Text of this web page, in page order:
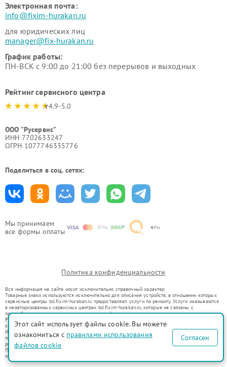
Мы принимаем
все формы оплаты
Электронная почта:
info@fixim-hurakan.ru
для юридических лиц
manager@fix-hurakan.ru
График работы:
ПН-ВСК с 9:00 до 21:00 без перерывов и выходных
Рейтинг сервисного центра
4.9-5.0
ООО "Русервис"
ИНН 7702633247
ОГРН 1077746335776
Поделиться в соц. сетях:
Политика конфиденциальности
Вся информация на сайте носит исключительно справочный характер.
Товарные знаки используются исключительно для описания устройств, в отношении которых
сервисные центры tol.fixim-hurakan.ru предоставляют услуги по ремонту. Услуги оказываются
в неавторизованных сервисных центрах tol.fixim-hurakan.ru, которые не связаны с
правообладателями товарных знаков или их официальными представителями.
Ремонт осуществляется для устройств, уже введенных в гражданский оборот в соответствии
со статьей 1487 ГК РФ.
Использование товарных знаков не преследует цели индивидуализации услуг или введения
потребителей в заблуждение, а служит для информирования о предоставляемых услугах по
ремонту техники указанных брендов.
Представленная на сайте информация не является публичной офертой, определяемой
положениями Статьи 437(2) Гражданского кодекса РФ
Этот сайт использует файлы cookie. Вы можете
ознакомиться с правилами использования
файлов cookie
Согласен